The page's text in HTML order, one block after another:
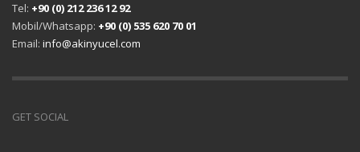
Tel: +90 (0) 212 236 12 92
Mobil/Whatsapp: +90 (0) 535 620 70 01
Email: info@akinyucel.com
GET SOCIAL